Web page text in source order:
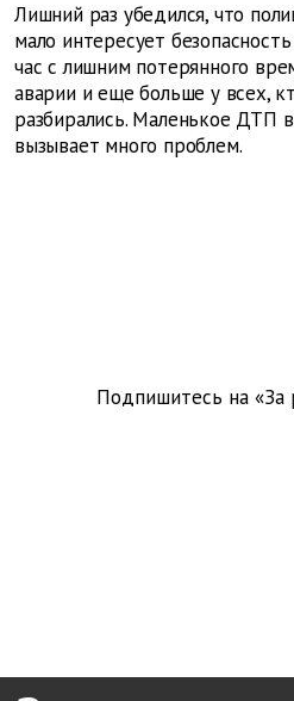
Лишний раз убедился, что
мало интересует
час с лишним потерянного
аварии и еще больше у всех,
­разбирались. Маленькое ДТП
вызывает много проблем.
Подпишитесь на «За